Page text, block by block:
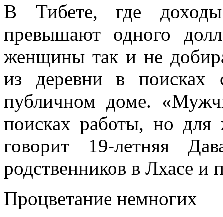
В Тибете, где
превышают одного
женщины так и не
из деревни в поисках
публичном доме.
поисках работы, но
говорит 19-летняя
родственников в Лхасе и
Процветание немногих